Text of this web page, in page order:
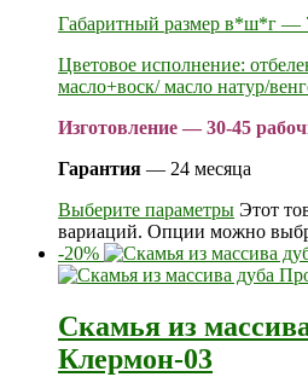
Габаритный размер в*ш*г —
Цветовое исполнение:
масло+воск/ масло натур/
Изготовление — 30-45
Гарантия — 24 месяца
Выберите параметры Этот
вариаций. Опции можно
-20%
Скамья из
Клермон-03